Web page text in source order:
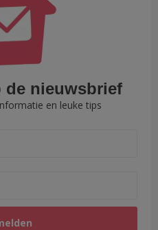
nieuwsbrief
en leuke tips